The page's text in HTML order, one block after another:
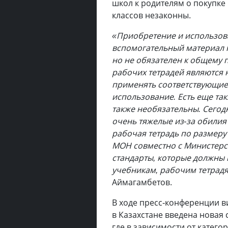
школ к родителям о
классов незаконны.
«Приобретение и
вспомогательный
но не обязателен к
рабочих тетрадей
применять
использование. Есть еще
также необязательны.
очень тяжелые из-за
рабочая тетрадь по
МОН совместно с
стандарты, которые
учебникам, рабочим
Аймагамбетов.
В ходе пресс-конференции
в Казахстане введена новая